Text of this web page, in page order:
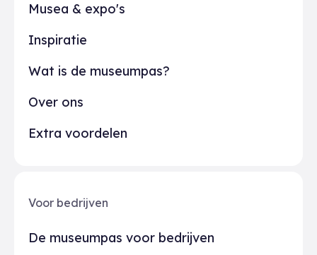
Musea & expo's
Inspiratie
Wat is de museumpas?
Over ons
Extra voordelen
Voor bedrijven
De museumpas voor bedrijven